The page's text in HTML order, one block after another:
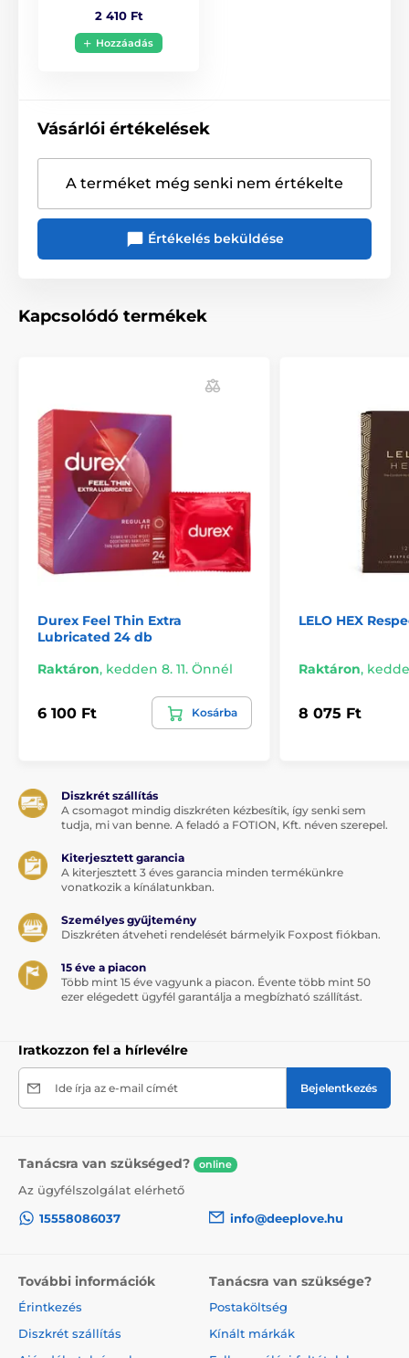
2 410 Ft
Hozzáadás
Vásárlói értékelések
A terméket még senki nem értékelte
Értékelés beküldése
Kapcsolódó termékek
Durex Feel Thin Extra
Lubricated 24 db
Raktáron, kedden 8. 11. Önnél
6 100 Ft Kosárba
LELO HEX
Raktáron,
8 075 Ft
Diszkrét szállítás
A csomagot mindig diszkréten kézbesítik, így senki sem
tudja, mi van benne. A feladó a FOTION, Kft. néven szerepel.
Kiterjesztett garancia
A kiterjesztett 3 éves garancia minden termékünkre
vonatkozik a kínálatunkban.
Személyes gyűjtemény
Diszkréten átveheti rendelését bármelyik Foxpost fiókban.
15 éve a piacon
Több mint 15 éve vagyunk a piacon. Évente több mint 50
ezer elégedett ügyfél garantálja a megbízható szállítást.
Iratkozzon fel a hírlevélre
Ide írja az e-mail címét Bejelentkezés
Tanácsra van szükséged? online
Az ügyfélszolgálat elérhető
15558086037
info@deeplove.hu
További információk
Érintkezés
Diszkrét szállítás
Tanácsra van szüksége?
Postaköltség
Kínált márkák